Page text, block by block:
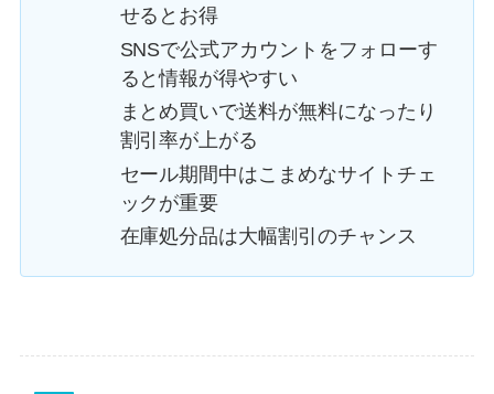
せるとお得
SNSで公式アカウントをフォローす
ると情報が得やすい
まとめ買いで送料が無料になったり
割引率が上がる
セール期間中はこまめなサイトチェ
ックが重要
在庫処分品は大幅割引のチャンス